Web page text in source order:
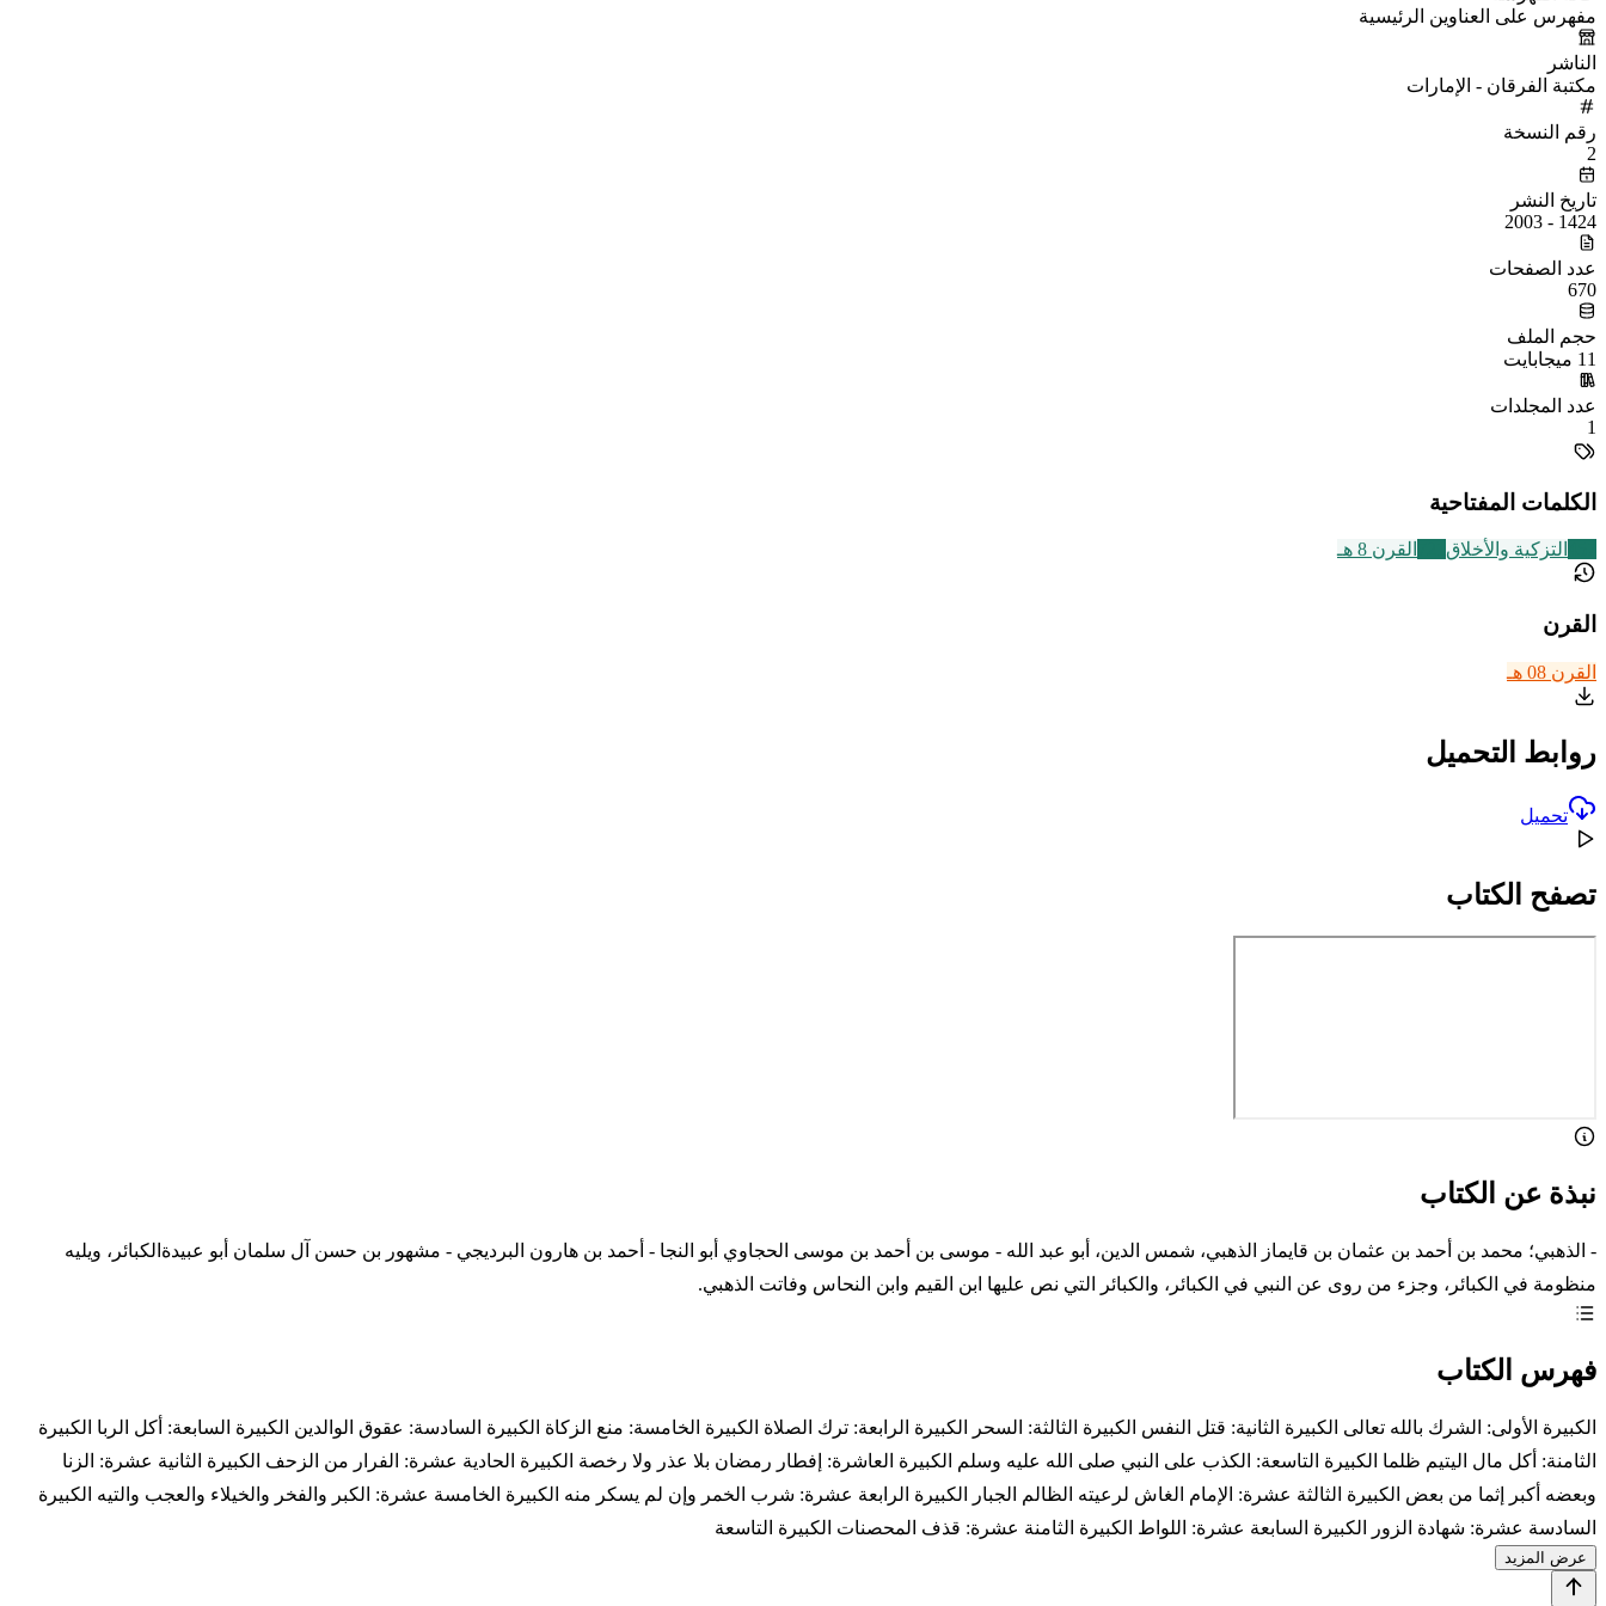
مفهرس على العناوين الرئيسية
الناشر
مكتبة الفرقان - الإمارات
رقم النسخة
2
تاريخ النشر
1424 - 2003
عدد الصفحات
670
حجم الملف
11 ميجابايت
عدد المجلدات
1
الكلمات المفتاحية
التزكية والأخلاق القرن 8 هـ
القرن
القرن 08 هـ
روابط التحميل
تحميل
تصفح الكتاب
نبذة عن الكتاب
- الذهبي؛ محمد بن أحمد بن عثمان بن قايماز الذهبي، شمس الدين، أبو عبد الله - موسى بن أحمد بن موسى الحجاوي أبو النجا - أحمد بن هارون البرديجي - مشهور بن حسن آل سلمان أبو عبيدةالكبائر، ويليه
منظومة في الكبائر، وجزء من روى عن النبي في الكبائر، والكبائر التي نص عليها ابن القيم وابن النحاس وفاتت الذهبي.
فهرس الكتاب
الكبيرة الأولى: الشرك بالله تعالى الكبيرة الثانية: قتل النفس الكبيرة الثالثة: السحر الكبيرة الرابعة: ترك الصلاة الكبيرة الخامسة: منع الزكاة الكبيرة السادسة: عقوق الوالدين الكبيرة السابعة: أكل الربا الكبيرة
الثامنة: أكل مال اليتيم ظلما الكبيرة التاسعة: الكذب على النبي صلى الله عليه وسلم الكبيرة العاشرة: إفطار رمضان بلا عذر ولا رخصة الكبيرة الحادية عشرة: الفرار من الزحف الكبيرة الثانية عشرة: الزنا
وبعضه أكبر إثما من بعض الكبيرة الثالثة عشرة: الإمام الغاش لرعيته الظالم الجبار الكبيرة الرابعة عشرة: شرب الخمر وإن لم يسكر منه الكبيرة الخامسة عشرة: الكبر والفخر والخيلاء والعجب والتيه الكبيرة
السادسة عشرة: شهادة الزور الكبيرة السابعة عشرة: اللواط الكبيرة الثامنة عشرة: قذف المحصنات الكبيرة التاسعة
عرض المزيد